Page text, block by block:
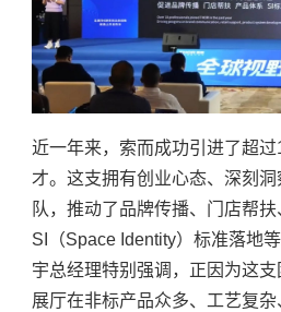
近一年来，索而成功引进了超过
才。这支拥有创业心态、深刻
队，推动了品牌传播、门店帮
SI（Space Identity）标准落地
宇总经理特别强调，正因为这
展厅在非标产品众多、工艺复